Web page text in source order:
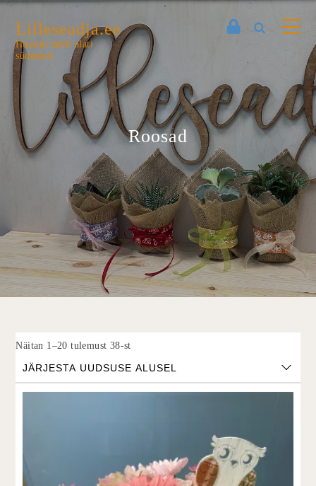
Lilleseadja.ee
Ilusaim tuleb alati
südamest
Roosad
Näitan 1–20 tulemust 38-stSorted by latest